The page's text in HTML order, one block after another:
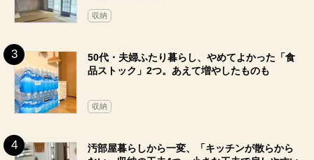
収納
50代・夫婦ふたり暮らし、やめてよかった「食
品ストック」2つ。あえて増やしたものも
収納
汚部屋暮らしから一変、「キッチンが散らから